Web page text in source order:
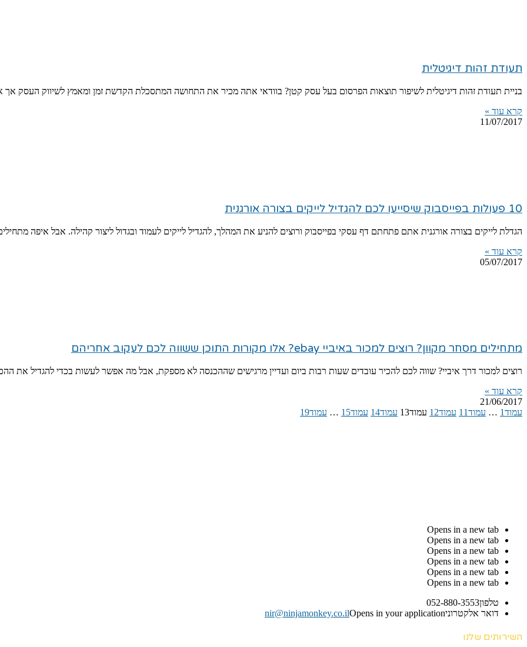
תעודת זהות דיגיטלית
בניית תעודת זהות דיגיטלית לשיפור תוצאות הפרסום בעל עסק קטן? בוודאי אתה מכיר את התחושה המתסכלת הקדשת זמן ומאמץ לשיווק העסק אך
קרא עוד »
11/07/2017
10 פעולות בפייסבוק שיסייעו לכם להגדיל לייקים בצורה אורגנית
הגדלת לייקים בצורה אורגנית אתם פתחתם דף עסקי בפייסבוק ורוצים להניע את המהלך, להגדיל לייקים לעמוד ובגדול ליצור קהילה. אבל איפה
קרא עוד »
05/07/2017
מתחילים מסחר מקוון? רוצים למכור באיביי ebay? אלו מקורות התוכן ששווה לכם לעקוב אחריהם
רוצים למכור דרך איביי? שווה לכם להכיר עובדים שעות רבות ביום ועדיין מרגישים שההכנסה לא מספקת, אבל מה אפשר לעשות בכדי להגדיל את
קרא עוד »
21/06/2017
עמוד1
… עמוד11 עמוד12 עמוד13 עמוד14 עמוד15
… עמוד19
Opens in a new tab
Opens in a new tab
Opens in a new tab
Opens in a new tab
Opens in a new tab
Opens in a new tab
טלפון052-880-3553
דואר אלקטרוני
nir@ninjamonkey.co.ilOpens in your application
השירותים שלנו